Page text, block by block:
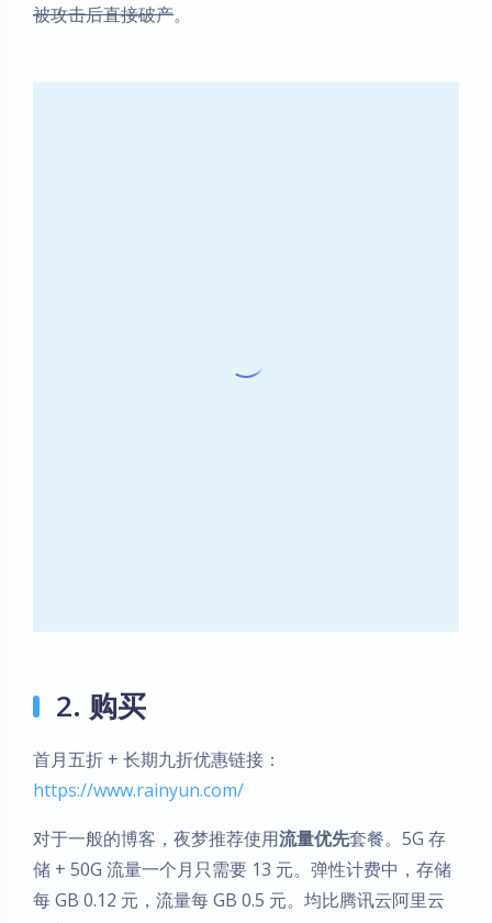
被攻击后直接破产。
2. 购买
首月五折 + 长期九折优惠链接：
https://www.rainyun.com/
对于一般的博客，夜梦推荐使用流量优先套餐。5G 存
储 + 50G 流量一个月只需要 13 元。弹性计费中，存储
每 GB 0.12 元，流量每 GB 0.5 元。均比腾讯云阿里云